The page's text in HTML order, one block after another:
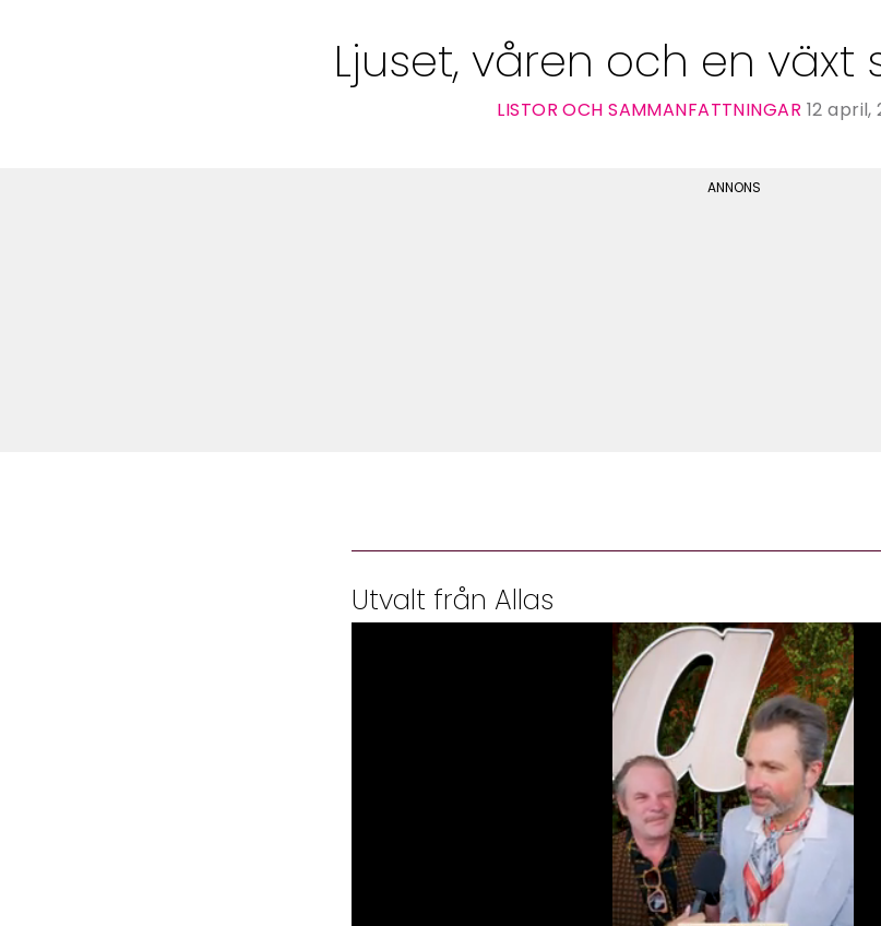
Ljuset, våren och en
LISTOR OCH SAMMANFATTNINGAR 12 april,
Utvalt från Allas